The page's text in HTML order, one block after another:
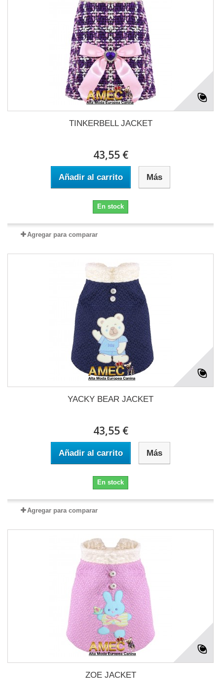
TINKERBELL JACKET
43,55 €
Añadir al carrito Más
En stock
Agregar para comparar
YACKY BEAR JACKET
43,55 €
Añadir al carrito Más
En stock
Agregar para comparar
ZOE JACKET